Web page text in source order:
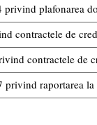
privind plafonarea
contractele de
contractele de
privind raportarea